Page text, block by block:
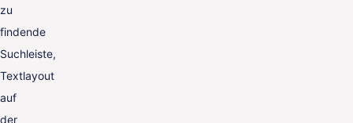
zu
findende
Suchleiste,
Textlayout
auf
der